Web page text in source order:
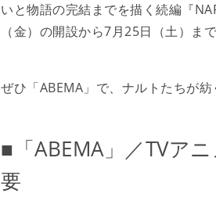
いと物語の完結までを描く続編『
（金）の開設から7月25日（土）ま
ぜひ「ABEMA」で、ナルトたちが紡
■「ABEMA」／TVア
要